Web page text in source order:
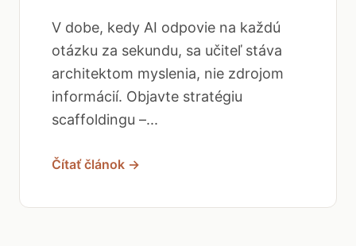
V dobe, kedy AI odpovie na každú
otázku za sekundu, sa učiteľ stáva
architektom myslenia, nie zdrojom
informácií. Objavte stratégiu
scaffoldingu –...
Čítať článok →